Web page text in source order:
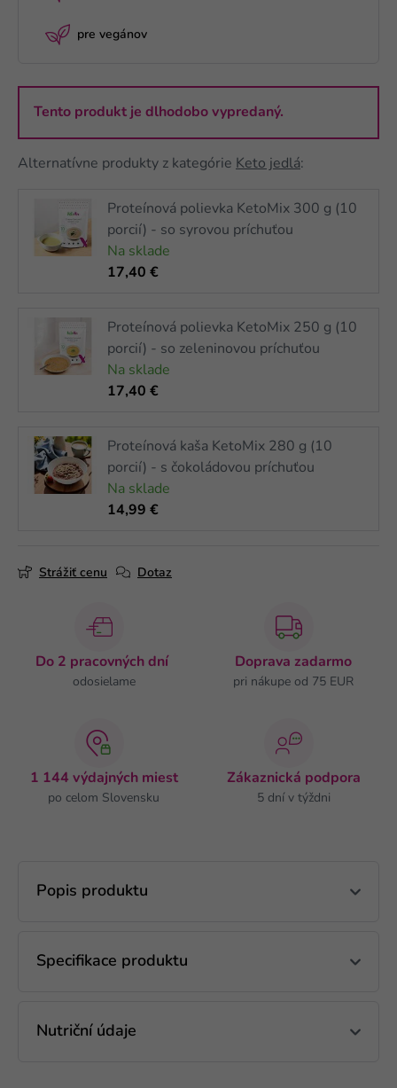
pre vegánov
Tento produkt je dlhodobo vypredaný.
Alternatívne produkty z kategórie Keto jedlá:
Proteínová polievka KetoMix 300 g (10
porcií) - so syrovou príchuťou
Na sklade
17,40 €
Proteínová polievka KetoMix 250 g (10
porcií) - so zeleninovou príchuťou
Na sklade
17,40 €
Proteínová kaša KetoMix 280 g (10
porcií) - s čokoládovou príchuťou
Na sklade
14,99 €
Strážiť cenu Dotaz
Do 2 pracovných dní
odosielame
Doprava zadarmo
pri nákupe od 75 EUR
1 144 výdajných miest
po celom Slovensku
Zákaznická podpora
5 dní v týždni
Popis produktu
Specifikace produktu
Nutriční údaje